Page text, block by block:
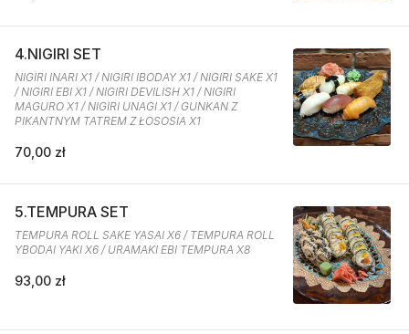
4.NIGIRI SET
NIGIRI INARI X1 / NIGIRI IBODAY X1 / NIGIRI SAKE X1
/ NIGIRI EBI X1 / NIGIRI DEVILISH X1 / NIGIRI
MAGURO X1 / NIGIRI UNAGI X1 / GUNKAN Z
PIKANTNYM TATREM Z ŁOSOSIA X1
70,00 zł
5.TEMPURA SET
TEMPURA ROLL SAKE YASAI X6 / TEMPURA ROLL
YBODAI YAKI X6 / URAMAKI EBI TEMPURA X8
93,00 zł